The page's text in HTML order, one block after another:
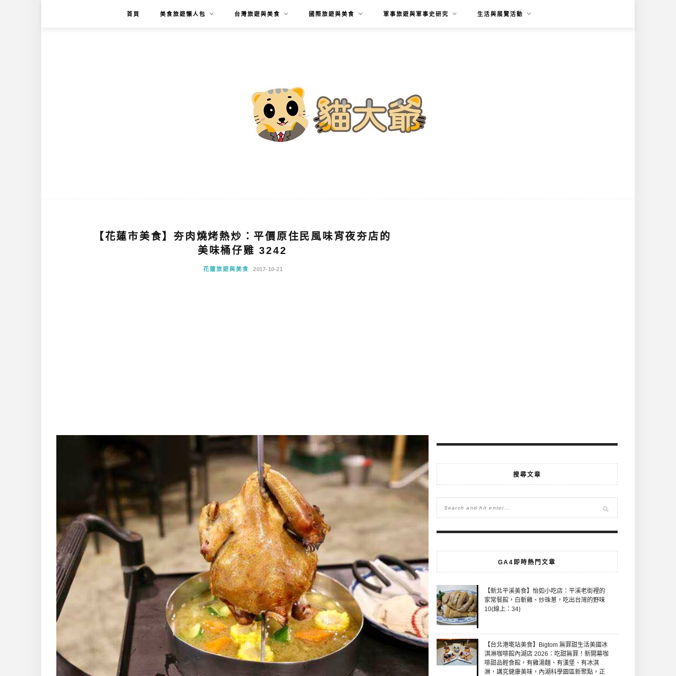
首頁 美食旅遊懶人包 台灣旅遊與美食 國際旅遊與美食 軍事旅遊與軍事史研究 生活與展覽活動
【花蓮市美食】夯肉燒烤熱炒：平價原住民風味宵夜夯店的
美味桶仔雞 3242
花蓮旅遊與美食 2017-10-21
搜尋文章
GA4即時熱門文章
【新北平溪美食】怡如小吃店：平溪老街裡的
家常餐館，白斬雞、炒珠蔥，吃出台灣的野味
10(線上：34)
【台北港墘站美食】Bigtom 無罪甜生活美國冰
淇淋咖啡館內湖店 2026：吃甜無罪！新開幕咖
啡甜品輕食館，有雞湯麵、有漢堡、有冰淇
淋，講究健康美味，內湖科學園區新聚點，正